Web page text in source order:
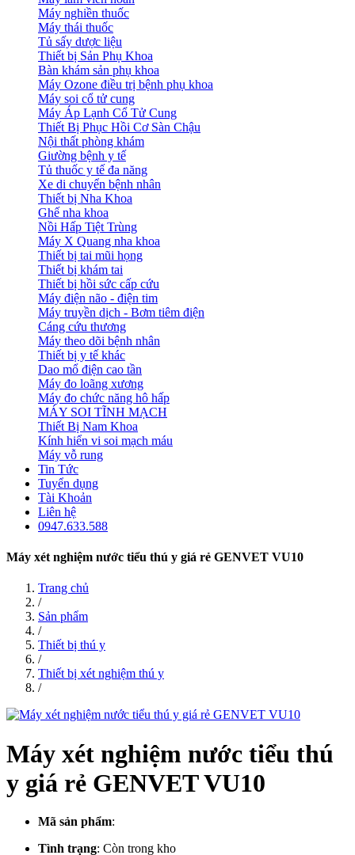
Máy nghiền thuốc
Máy thái thuốc
Tủ sấy dược liệu
Thiết bị Sản Phụ Khoa
Bàn khám sản phụ khoa
Máy Ozone điều trị bệnh phụ khoa
Máy soi cổ tử cung
Máy Áp Lạnh Cổ Tử Cung
Thiết Bị Phục Hồi Cơ Sàn Chậu
Nội thất phòng khám
Giường bệnh y tế
Tủ thuốc y tế đa năng
Xe di chuyển bệnh nhân
Thiết bị Nha Khoa
Ghế nha khoa
Nồi Hấp Tiệt Trùng
Máy X Quang nha khoa
Thiết bị tai mũi họng
Thiết bị khám tai
Thiết bị hồi sức cấp cứu
Máy điện não - điện tim
Máy truyền dịch - Bơm tiêm điện
Cáng cứu thương
Máy theo dõi bệnh nhân
Thiết bị y tế khác
Dao mổ điện cao tần
Máy đo loãng xương
Máy đo chức năng hô hấp
MÁY SOI TĨNH MẠCH
Thiết Bị Nam Khoa
Kính hiển vi soi mạch máu
Máy vỗ rung
Tin Tức
Tuyển dụng
Tài Khoản
Liên hệ
0947.633.588
Máy xét nghiệm nước tiểu thú y giá rẻ GENVET VU10
Trang chủ
/
Sản phẩm
/
Thiết bị thú y
/
Thiết bị xét nghiệm thú y
/
Máy xét nghiệm nước tiểu thú
y giá rẻ GENVET VU10
Mã sản phẩm:
Tình trạng: Còn trong kho